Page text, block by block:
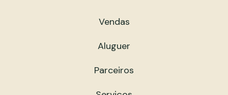
Vendas
Aluguer
Parceiros